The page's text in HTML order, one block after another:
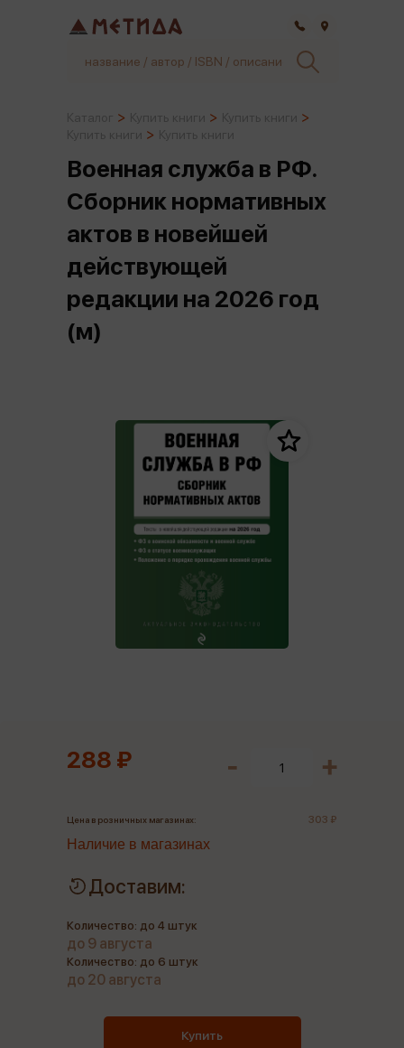
Военная служба в РФ.
Сборник нормативных
актов в новейшей
действующей
редакции на 2026 год
(м)
288 ₽
Цена в розничных магазинах: 303 ₽
Наличие в магазинах
Доставим:
Количество: до 4 штук
до 9 августа
Количество: до 6 штук
до 20 августа
Купить